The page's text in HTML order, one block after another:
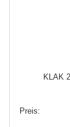
KLAK